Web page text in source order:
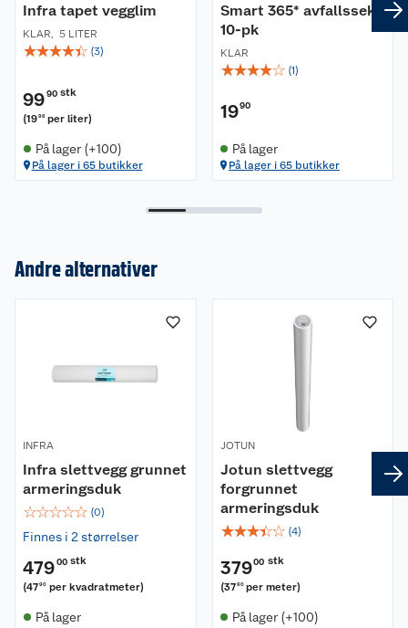
Infra tapet vegglim
KLAR 5 LITER
☆☆☆☆☆ (3)
9990 stk
(1998 per liter)
På lager (+100)
På lager i 65 butikker
Smart 365* avfallssekk
10-pk
KLAR
☆☆☆☆☆ (1)
1990
På lager
På lager i 65 butikker
Andre alternativer
INFRA
Infra slettvegg grunnet
armeringsduk
☆☆☆☆☆ (0)
Finnes i 2 størrelser
47900 stk
(4790 per kvadratmeter)
På lager
JOTUN
Jotun slettvegg
forgrunnet
armeringsduk
☆☆☆☆☆ (4)
37900 stk
(37 90 per meter)
På lager (+100)
Butikker
Retur- og angrerett
Reklamasjon
Ofte stilte spørsmål
Våre merkevarer
Kjøpsvilkår
Personvern
Cookies
Lavprisløfte
Åpent kjøp
Hageinspirasjon
Oppussing med utemaling
Oppussing med innemaling